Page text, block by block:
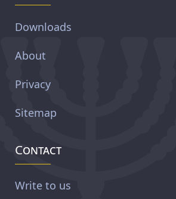
Downloads
About
Privacy
Sitemap
Contact
Write to us